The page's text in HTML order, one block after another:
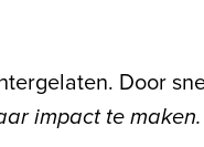
Door
impact te